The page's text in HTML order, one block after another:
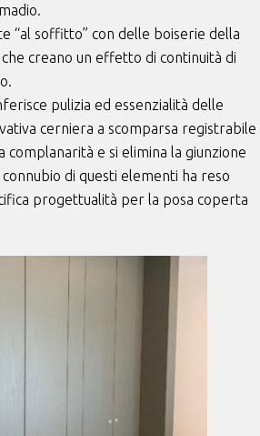
“al soffitto” con delle boiserie della
creano un effetto di continuità di
pulizia ed essenzialità delle
cerniera a scomparsa registrabile
complanarità e si elimina la giunzione
di questi elementi ha reso
progettualità per la posa coperta